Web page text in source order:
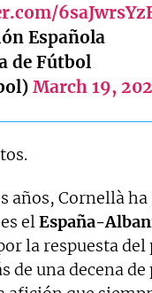
Española
de Fútbol
March 19,
años, Cornellà
elEspaña-
la respuesta
de una decena